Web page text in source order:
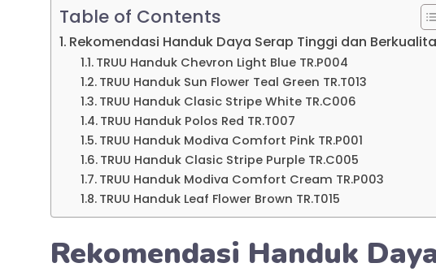
Table of Contents
Rekomendasi Handuk Daya Serap Tinggi dan
TRUU Handuk Chevron Light Blue TR.P004
TRUU Handuk Sun Flower Teal Green TR.T013
TRUU Handuk Clasic Stripe White TR.C006
TRUU Handuk Polos Red TR.T007
TRUU Handuk Modiva Comfort Pink TR.P001
TRUU Handuk Clasic Stripe Purple TR.C005
TRUU Handuk Modiva Comfort Cream TR.P003
TRUU Handuk Leaf Flower Brown TR.T015
Rekomendasi Handuk